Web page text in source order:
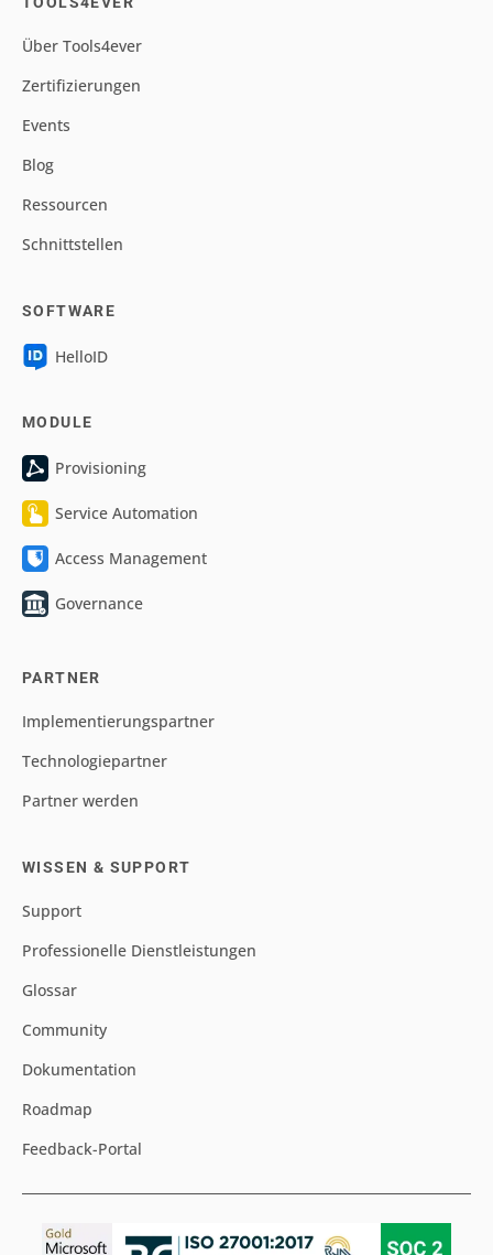
Über Tools4ever
Zertifizierungen
Events
Blog
Ressourcen
Schnittstellen
SOFTWARE
HelloID
MODULE
Provisioning
Service Automation
Access Management
Governance
PARTNER
Implementierungspartner
Technologiepartner
Partner werden
WISSEN & SUPPORT
Support
Professionelle Dienstleistungen
Glossar
Community
Dokumentation
Roadmap
Feedback-Portal